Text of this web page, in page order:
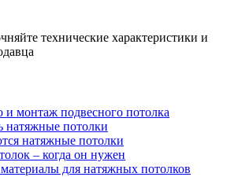
технические характеристики и
и монтаж подвесного потолка
натяжные потолки
натяжные потолки
– когда он нужен
для натяжных потолков